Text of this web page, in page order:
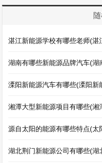
湛江新能源学校有哪些老师(
湖南有哪些新能源品牌汽车(
溧阳新能源汽车有哪些(溧阳新
湘潭大型新能源项目有哪些(
源自太阳的能源有哪些特点(太
湖北荆门新能源公司有哪些(